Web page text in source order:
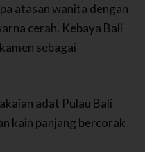
atasan wanita dengan
cerah. Kebaya Bali
sebagai
adat Pulau Bali
kain panjang bercorak